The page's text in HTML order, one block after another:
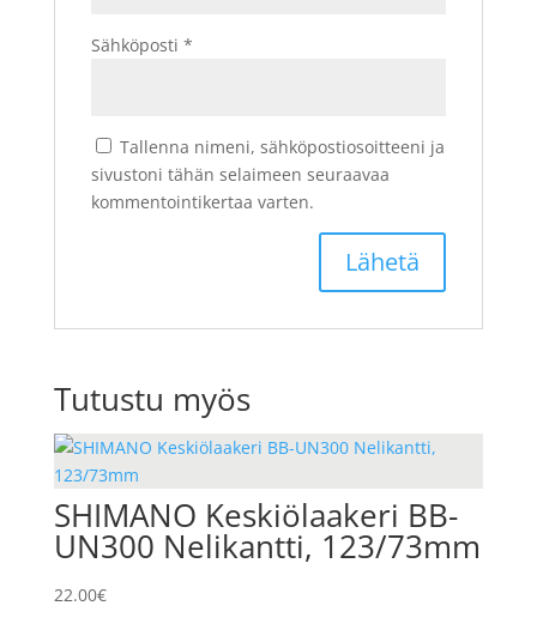
Sähköposti *
Tallenna nimeni, sähköpostiosoitteeni ja
sivustoni tähän selaimeen seuraavaa
kommentointikertaa varten.
Tutustu myös
SHIMANO Keskiölaakeri BB-
UN300 Nelikantti, 123/73mm
22.00€